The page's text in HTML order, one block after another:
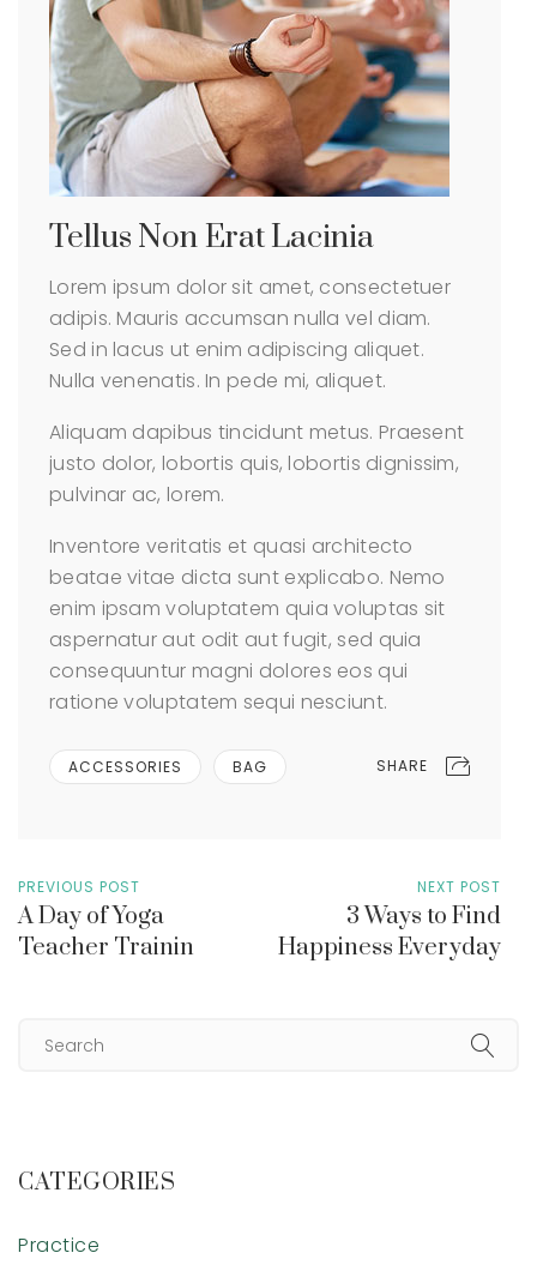
Tellus Non Erat Lacinia
Lorem ipsum dolor sit amet, consectetuer
adipis. Mauris accumsan nulla vel diam.
Sed in lacus ut enim adipiscing aliquet.
Nulla venenatis. In pede mi, aliquet.
Aliquam dapibus tincidunt metus. Praesent
justo dolor, lobortis quis, lobortis dignissim,
pulvinar ac, lorem.
Inventore veritatis et quasi architecto
beatae vitae dicta sunt explicabo. Nemo
enim ipsam voluptatem quia voluptas sit
aspernatur aut odit aut fugit, sed quia
consequuntur magni dolores eos qui
ratione voluptatem sequi nesciunt.
ACCESSORIES BAG SHARE
PREVIOUS POST
A Day of Yoga
Teacher Trainin
NEXT POST
3 Ways to Find
Happiness Everyday
CATEGORIES
Practice